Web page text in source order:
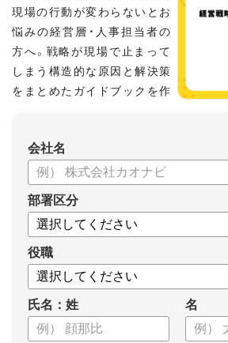
現場の行動が変わらないとお
悩みの経営層・人事担当者の
方へ。戦略が現場で止まって
しまう構造的な原因と解決策
をまとめたガイドブックを作
本資料では、自律的に戦略を実行できる
と、タレントマネジメントの視点から具
届けします 。
【資料の内容】
・経営戦略が「絵に描いた餅」になる3つの
・人材の見える化や評価制度連動など、
・カオナビを活用した組織マネジメント
会社名
部署区分
役職
氏名：姓 名